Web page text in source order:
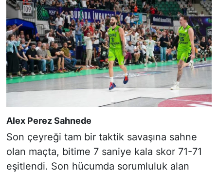
Alex Perez Sahnede
Son çeyreği tam bir taktik savaşına sahne
olan maçta, bitime 7 saniye kala skor 71-71
eşitlendi. Son hücumda sorumluluk alan